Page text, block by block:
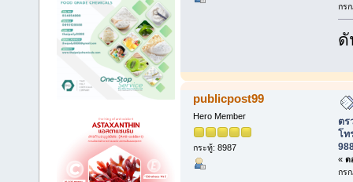
กร
ดั
publicpost99
Hero Member
กระทู้: 8987
ตร
โท
« ต
กร